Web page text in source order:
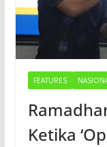
FEATURES
Ketika